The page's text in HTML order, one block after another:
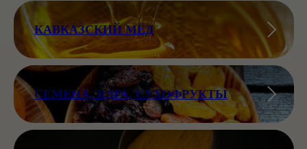
КАВКАЗСКИЙ МЁД
СЕМЕНА, ЯДРА, СУХОФРУКТЫ